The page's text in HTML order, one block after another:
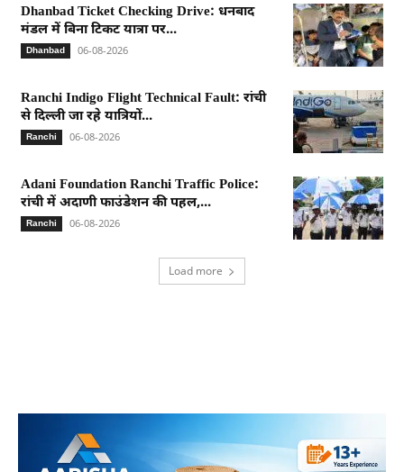
Dhanbad Ticket Checking Drive: धनबाद
मंडल में बिना टिकट यात्रा पर...
Dhanbad 06-08-2026
Ranchi Indigo Flight Technical Fault: रांची
से दिल्ली जा रहे यात्रियों...
Ranchi 06-08-2026
Adani Foundation Ranchi Traffic Police:
रांची में अदाणी फाउंडेशन की पहल,...
Ranchi 06-08-2026
Load more